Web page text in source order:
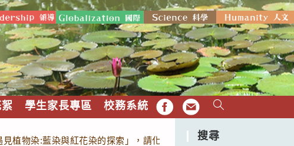
學生家長專區 校務系統 FB EMAIL
植物染:藍染與紅花染的探索」，請化學科教師出席。
搜尋